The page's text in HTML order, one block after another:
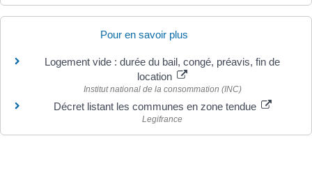
Pour en savoir plus
Logement vide : durée du bail, congé, préavis, fin de
location
Institut national de la consommation (INC)
Décret listant les communes en zone tendue
Legifrance